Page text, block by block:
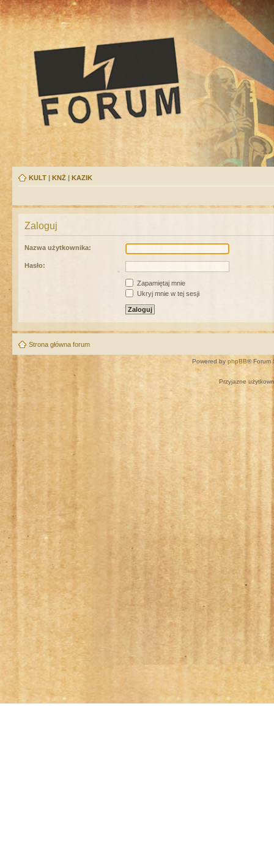
KULT | KNŻ | KAZIK
Zaloguj
Nazwa użytkownika:
Hasło:
Zapamiętaj mnie
Ukryj mnie w tej sesji
Strona główna forum
Powered by phpBB® Forum
Przyjazne